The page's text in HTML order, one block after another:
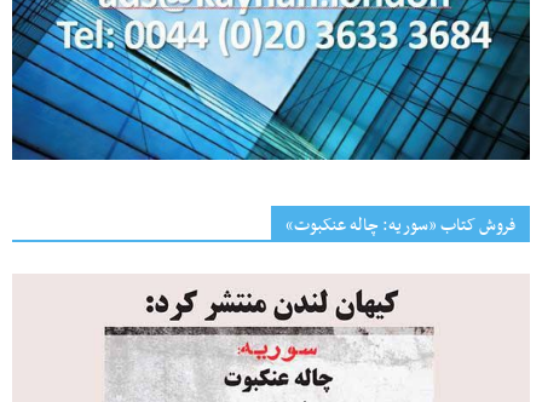
فروش کتاب «سوریه: چاله عنکبوت»